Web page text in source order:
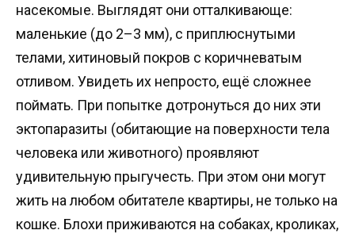
насекомые. Выглядят они отталкивающе:
маленькие (до 2–3 мм), с приплюснутыми
телами, хитиновый покров с коричневатым
отливом. Увидеть их непросто, ещё сложнее
поймать. При попытке дотронуться до них эти
эктопаразиты (обитающие на поверхности тела
человека или животного) проявляют
удивительную прыгучесть. При этом они могут
жить на любом обитателе квартиры, не только на
кошке. Блохи приживаются на собаках, кроликах,